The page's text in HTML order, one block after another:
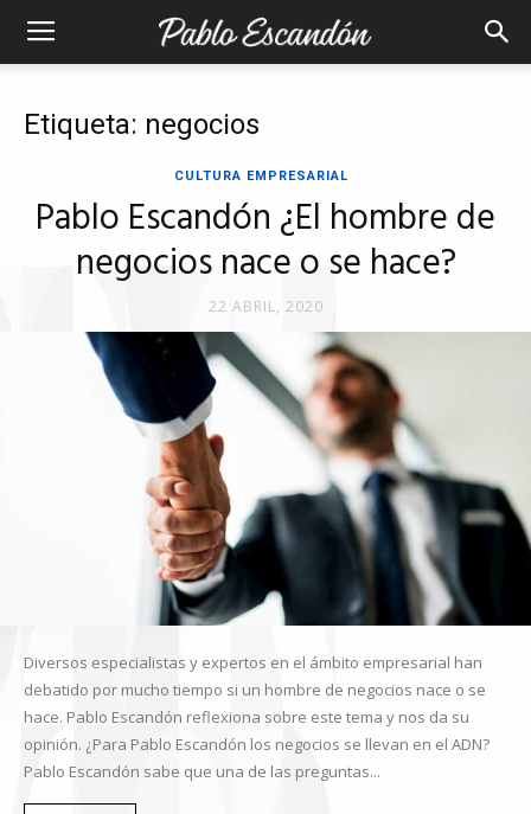
Etiqueta: negocios
CULTURA EMPRESARIAL
Pablo Escandón ¿El hombre de
negocios nace o se hace?
22 ABRIL, 2020
Diversos especialistas y expertos en el ámbito empresarial han
debatido por mucho tiempo si un hombre de negocios nace o se
hace. Pablo Escandón reflexiona sobre este tema y nos da su
opinión. ¿Para Pablo Escandón los negocios se llevan en el ADN?
Pablo Escandón sabe que una de las preguntas...